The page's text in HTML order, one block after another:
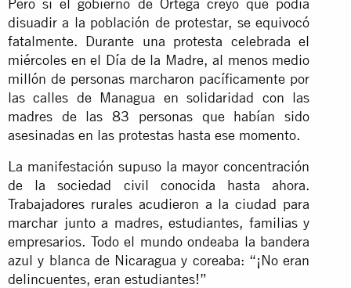
disuadir a la población de protestar, se equivocó
fatalmente. Durante una protesta celebrada el
miércoles en el Día de la Madre, al menos medio
millón de personas marcharon pacíficamente por
las calles de Managua en solidaridad con las
madres de las 83 personas que habían sido
asesinadas en las protestas hasta ese momento.
La manifestación supuso la mayor concentración
de la sociedad civil conocida hasta ahora.
Trabajadores rurales acudieron a la ciudad para
marchar junto a madres, estudiantes, familias y
empresarios. Todo el mundo ondeaba la bandera
azul y blanca de Nicaragua y coreaba: “¡No eran
delincuentes, eran estudiantes!”